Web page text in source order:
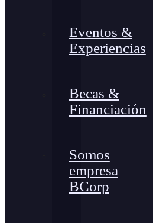
Eventos &
Experiencias
Becas &
Financiación
Somos
empresa
BCorp